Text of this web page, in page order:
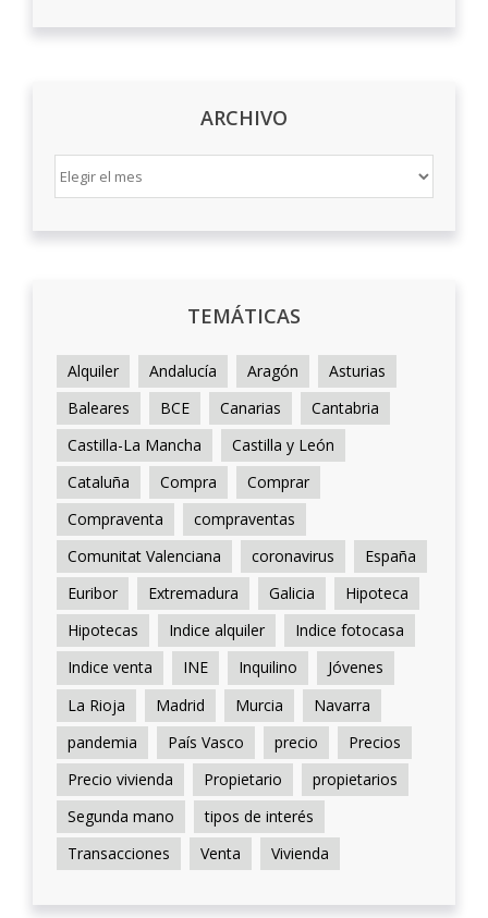
ARCHIVO
TEMÁTICAS
Alquiler Andalucía Aragón
Asturias
Baleares
BCE Canarias
Cantabria
Castilla-La Mancha
Castilla y León
Cataluña
Compra
Comprar
Compraventa
compraventas
Comunitat Valenciana
coronavirus
España
Euribor
Extremadura Galicia
Hipoteca
Hipotecas
Indice alquiler
Indice fotocasa
Indice venta
INE Inquilino
Jóvenes
La Rioja
Madrid Murcia
Navarra
pandemia
País Vasco precio
Precios
Precio vivienda
Propietario
propietarios
Segunda mano
tipos de interés
Transacciones
Venta Vivienda